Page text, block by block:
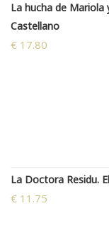
La hucha de Mariola
Castellano
€ 17.80
La Doctora Residu.
€ 11.75